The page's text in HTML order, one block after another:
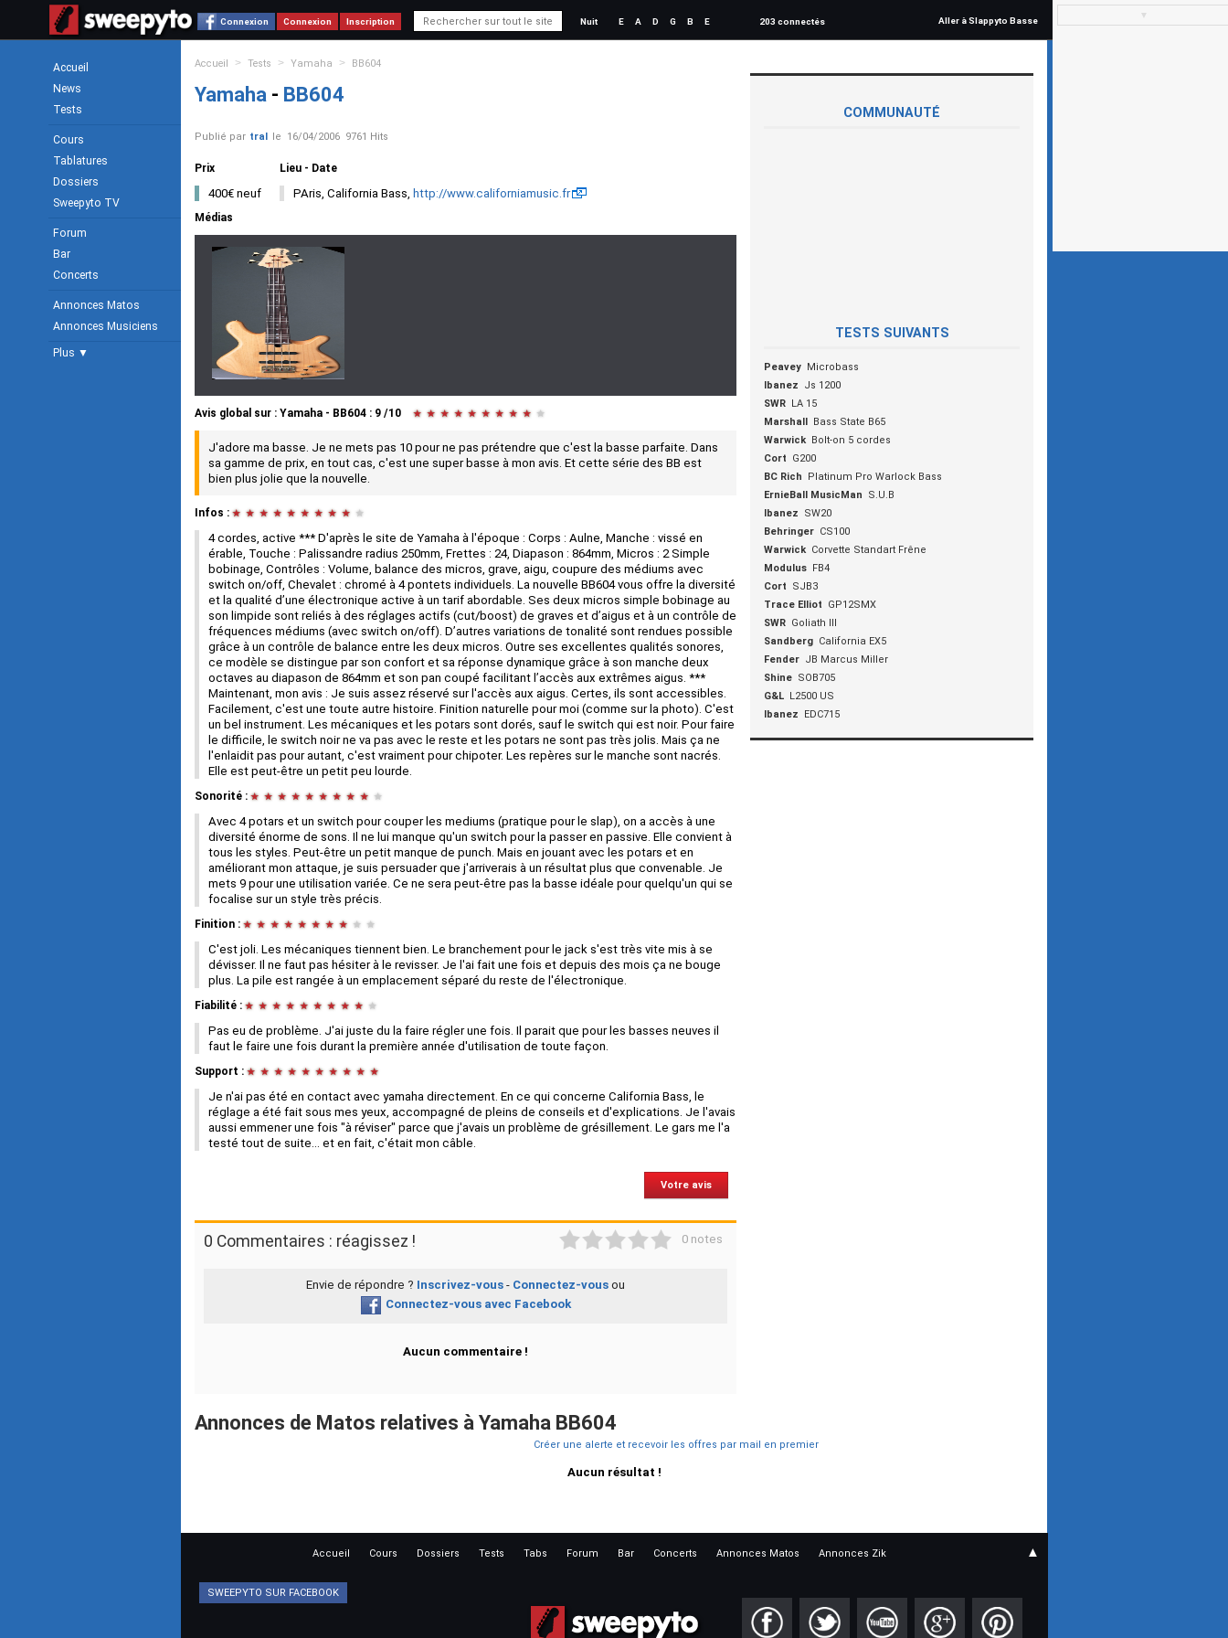
Connexion Connexion Inscription Nuit E A D G B E 203 connectés Aller à Slappyto Basse
Accueil
News
Tests
Cours
Tablatures
Dossiers
Sweepyto TV
Forum
Bar
Concerts
Annonces Matos
Annonces Musiciens
Plus ▼
Accueil > Tests > Yamaha > BB604
Yamaha - BB604
Publié par tral le 16/04/2006 9761 Hits
Prix
400€ neuf
Lieu - Date
PAris, California Bass, http://www.californiamusic.fr
Médias
Avis global sur : Yamaha - BB604 : 9 /10 ★ ★ ★ ★ ★ ★ ★ ★ ★ ★
J'adore ma basse. Je ne mets pas 10 pour ne pas prétendre que c'est la basse parfaite. Dans
sa gamme de prix, en tout cas, c'est une super basse à mon avis. Et cette série des BB est
bien plus jolie que la nouvelle.
Infos : ★ ★ ★ ★ ★ ★ ★ ★ ★ ★
4 cordes, active *** D'après le site de Yamaha à l'époque : Corps : Aulne, Manche : vissé en
érable, Touche : Palissandre radius 250mm, Frettes : 24, Diapason : 864mm, Micros : 2 Simple
bobinage, Contrôles : Volume, balance des micros, grave, aigu, coupure des médiums avec
switch on/off, Chevalet : chromé à 4 pontets individuels. La nouvelle BB604 vous offre la diversité
et la qualité d’une électronique active à un tarif abordable. Ses deux micros simple bobinage au
son limpide sont reliés à des réglages actifs (cut/boost) de graves et d’aigus et à un contrôle de
fréquences médiums (avec switch on/off). D’autres variations de tonalité sont rendues possible
grâce à un contrôle de balance entre les deux micros. Outre ses excellentes qualités sonores,
ce modèle se distingue par son confort et sa réponse dynamique grâce à son manche deux
octaves au diapason de 864mm et son pan coupé facilitant l’accès aux extrêmes aigus. ***
Maintenant, mon avis : Je suis assez réservé sur l'accès aux aigus. Certes, ils sont accessibles.
Facilement, c'est une toute autre histoire. Finition naturelle pour moi (comme sur la photo). C'est
un bel instrument. Les mécaniques et les potars sont dorés, sauf le switch qui est noir. Pour faire
le difficile, le switch noir ne va pas avec le reste et les potars ne sont pas très jolis. Mais ça ne
l'enlaidit pas pour autant, c'est vraiment pour chipoter. Les repères sur le manche sont nacrés.
Elle est peut-être un petit peu lourde.
Sonorité : ★ ★ ★ ★ ★ ★ ★ ★ ★ ★
Avec 4 potars et un switch pour couper les mediums (pratique pour le slap), on a accès à une
diversité énorme de sons. Il ne lui manque qu'un switch pour la passer en passive. Elle convient à
tous les styles. Peut-être un petit manque de punch. Mais en jouant avec les potars et en
améliorant mon attaque, je suis persuader que j'arriverais à un résultat plus que convenable. Je
mets 9 pour une utilisation variée. Ce ne sera peut-être pas la basse idéale pour quelqu'un qui se
focalise sur un style très précis.
Finition : ★ ★ ★ ★ ★ ★ ★ ★ ★ ★
C'est joli. Les mécaniques tiennent bien. Le branchement pour le jack s'est très vite mis à se
dévisser. Il ne faut pas hésiter à le revisser. Je l'ai fait une fois et depuis des mois ça ne bouge
plus. La pile est rangée à un emplacement séparé du reste de l'électronique.
Fiabilité : ★ ★ ★ ★ ★ ★ ★ ★ ★ ★
Pas eu de problème. J'ai juste du la faire régler une fois. Il parait que pour les basses neuves il
faut le faire une fois durant la première année d'utilisation de toute façon.
Support : ★ ★ ★ ★ ★ ★ ★ ★ ★ ★
Je n'ai pas été en contact avec yamaha directement. En ce qui concerne California Bass, le
réglage a été fait sous mes yeux, accompagné de pleins de conseils et d'explications. Je l'avais
aussi emmener une fois "à réviser" parce que j'avais un problème de grésillement. Le gars me l'a
testé tout de suite... et en fait, c'était mon câble.
Votre avis
0 Commentaires : réagissez ! 0 notes
Envie de répondre ? Inscrivez-vous - Connectez-vous ou
Connectez-vous avec Facebook
Aucun commentaire !
COMMUNAUTÉ
TESTS SUIVANTS
Peavey Microbass
Ibanez
Js 1200
SWR LA 15
Marshall Bass State B65
Warwick Bolt-on 5 cordes
Cort
G200
BC Rich
Platinum Pro Warlock Bass
ErnieBall MusicMan
S.U.B
Ibanez
SW20
Behringer CS100
Warwick Corvette Standart Frêne
Modulus FB4
Cort
SJB3
Trace Elliot
GP12SMX
SWR Goliath III
Sandberg California EX5
Fender JB Marcus Miller
Shine SOB705
G&L L2500 US
Ibanez
EDC715
Annonces de Matos relatives à Yamaha BB604
Créer une alerte et recevoir les offres par mail en premier
Aucun résultat !
▼
Accueil Cours Dossiers Tests Tabs Forum Bar Concerts Annonces Matos Annonces Zik ▲
SWEEPYTO SUR FACEBOOK